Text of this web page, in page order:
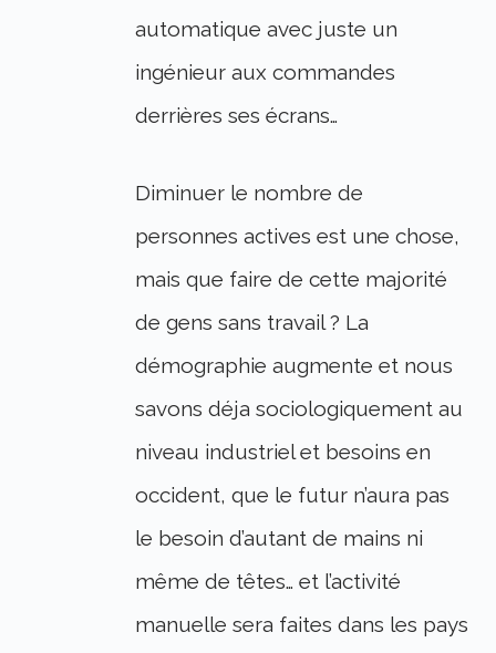
automatique avec juste un
ingénieur aux commandes
derrières ses écrans…
Diminuer le nombre de
personnes actives est une chose,
mais que faire de cette majorité
de gens sans travail ? La
démographie augmente et nous
savons déja sociologiquement au
niveau industriel et besoins en
occident, que le futur n’aura pas
le besoin d’autant de mains ni
même de têtes… et l’activité
manuelle sera faites dans les pays